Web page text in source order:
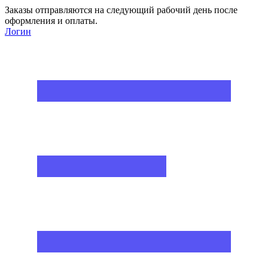
Заказы отправляются на следующий рабочий день после
оформления и оплаты.
Логин